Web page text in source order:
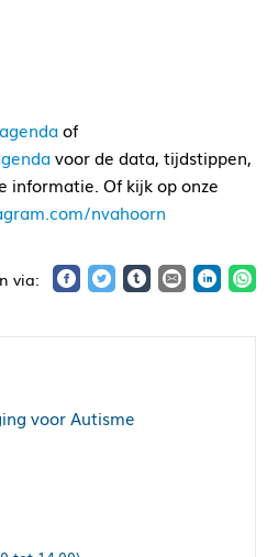
of
voor de data, tijdstippen,
informatie. Of kijk op onze
nvahoorn
voor Autisme